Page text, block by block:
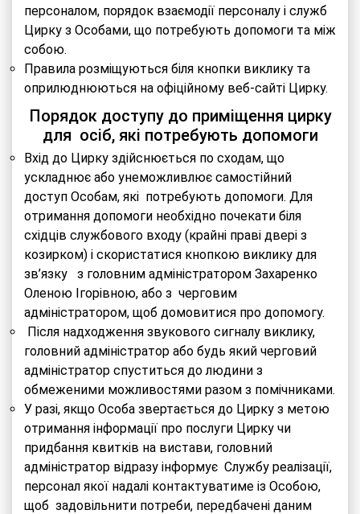
персоналом, порядок взаємодії персоналу і служб
Цирку з Особами, що потребують допомоги та між
собою.
Правила розміщуються біля кнопки виклику та
оприлюднюються на офіційному веб-сайті Цирку.
Порядок доступу до приміщення цирку
для осіб, які потребують допомоги
Вхід до Цирку здійснюється по сходам, що
ускладнює або унеможливлює самостійний
доступ Особам, які потребують допомоги. Для
отримання допомоги необхідно почекати біля
східців службового входу (крайні праві двері з
козирком) і скористатися кнопкою виклику для
зв’язку з головним адміністратором Захаренко
Оленою Ігорівною, або з черговим
адміністратором, щоб домовитися про допомогу.
Після надходження звукового сигналу виклику,
головний адміністратор або будь який черговий
адміністратор спуститься до людини з
обмеженими можливостями разом з помічниками.
У разі, якщо Особа звертається до Цирку з метою
отримання інформації про послуги Цирку чи
придбання квитків на вистави, головний
адміністратор відразу інформує Службу реалізації,
персонал якої надалі контактуватиме із Особою,
щоб задовільнити потреби, передбачені даним